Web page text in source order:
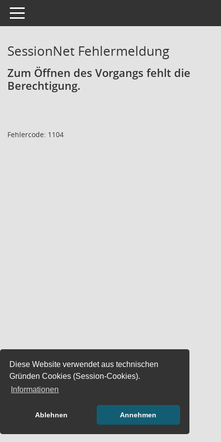
Diese Website verwendet aus technischen
Gründen Cookies (Session-Cookies).
Informationen
Ablehnen Annehmen
Toggle navigation
SessionNet Fehlermeldung
Zum Öffnen des Vorgangs fehlt die
Berechtigung.
Fehlercode: 1104